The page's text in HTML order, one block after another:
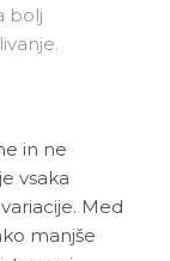
bolj
in ne
vsaka
Med
manjše